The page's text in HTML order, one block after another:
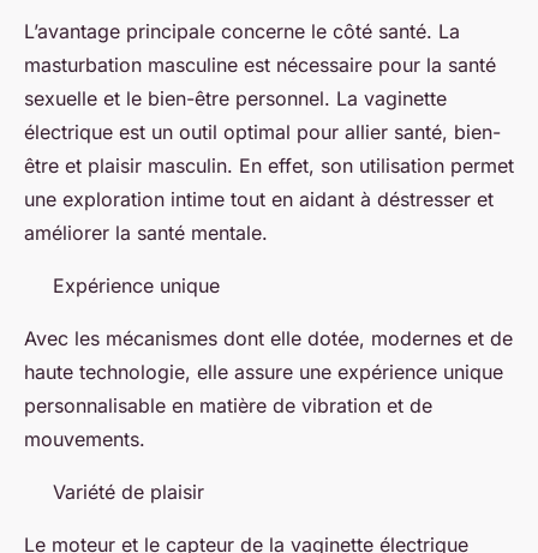
L’avantage principale concerne le côté santé. La
masturbation masculine est nécessaire pour la santé
sexuelle et le bien-être personnel. La vaginette
électrique est un outil optimal pour allier santé, bien-
être et plaisir masculin. En effet, son utilisation permet
une exploration intime tout en aidant à déstresser et
améliorer la santé mentale.
Expérience unique
Avec les mécanismes dont elle dotée, modernes et de
haute technologie, elle assure une expérience unique
personnalisable en matière de vibration et de
mouvements.
Variété de plaisir
Le moteur et le capteur de la vaginette électrique